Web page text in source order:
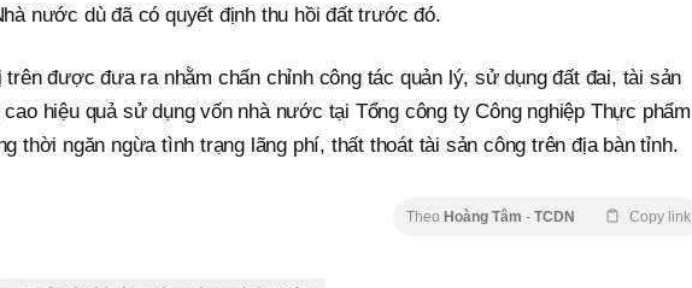
nước dù đã có quyết định thu hồi đất trước đó.
trên được đưa ra nhằm chấn chỉnh công tác quản lý, sử dụng đất đai, tài sản
hiệu quả sử dụng vốn nhà nước tại Tổng công ty Công nghiệp Thực phẩm
thời ngăn ngừa tình trạng lãng phí, thất thoát tài sản công trên địa bàn tỉnh.
Theo Hoàng Tâm - TCDN Copy link